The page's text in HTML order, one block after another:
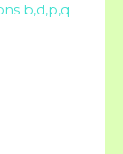
b,d,p,q